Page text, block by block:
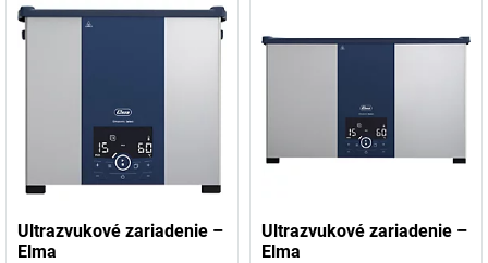
Ultrazvukové zariadenie –
Elma
Ultrazvukové zariadenie –
Elma